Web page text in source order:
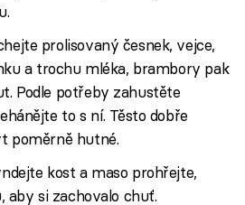
prolisovaný česnek, vejce,
a trochu mléka, brambory pak
Podle potřeby zahustěte
to s ní. Těsto dobře
poměrně hutné.
kost a maso prohřejte,
aby si zachovalo chuť.